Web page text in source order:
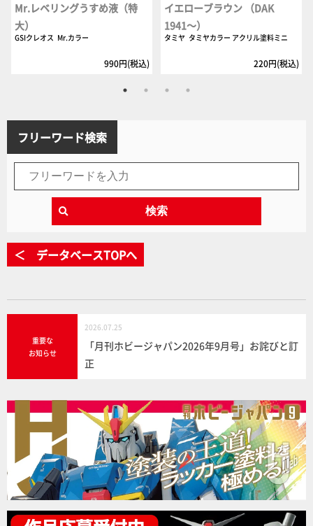
Mr.レベリングうすめ液（特
大）
GSIクレオス Mr.カラー
990円(税込)
イエローブラウン （DAK
1941～）
タミヤ タミヤカラー アクリル塗料ミニ
220円(税込)
フリーワード検索
検索
＜ データベースTOPへ
重要な
お知らせ
2026.07.25
「月刊ホビージャパン2026年9月号」お詫びと訂
正